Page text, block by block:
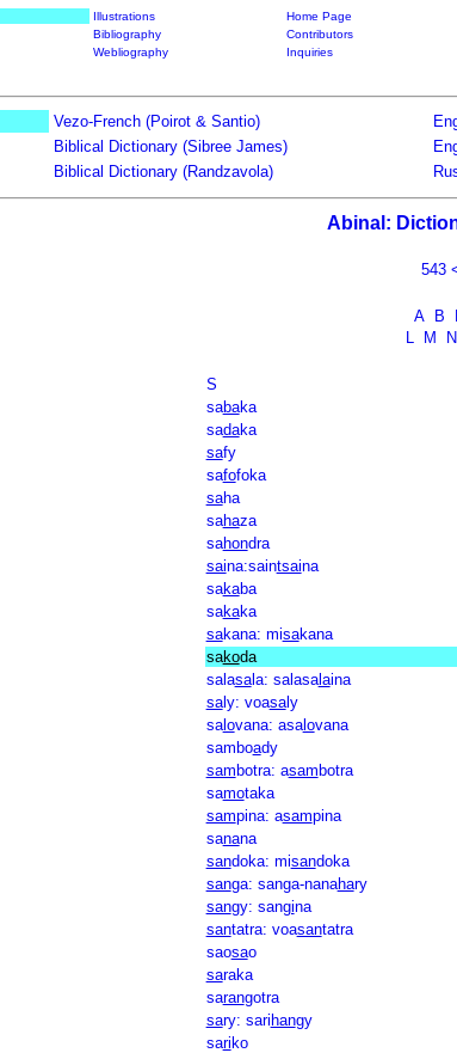
Illustrations
Home Page
Bibliography
Contributors
Webliography
Inquiries
Vezo-French (Poirot & Santio)
Biblical Dictionary (Sibree James)
Biblical Dictionary (Randzavola)
Abinal:
543
A B
L
M N
S
sabaka
sadaka
safy
safofoka
saha
sahaza
sahondra
saina:saintsaina
sakaba
sakaka
sakana: misakana
sakoda
salasala: salasalaina
saly: voasaly
salovana: asalovana
samboady
sam botra: asam botra
samotaka
sampina: asampina
sanana
sandoka: misandoka
sanga: sanga-nanahary
sangy: sangina
santatra: voasantatra
saosao
saraka
sarangotra
sary: sari hangy
sari ko